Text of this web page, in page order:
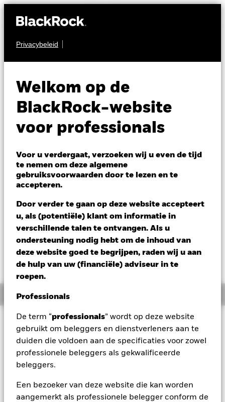
Privacybeleid
Welkom op de
BlackRock-website
voor professionals
Voor u verdergaat, verzoeken wij u even de tijd
te nemen om deze algemene
gebruiksvoorwaarden door te lezen en te
accepteren.
Door verder te gaan op deze website accepteert
u, als (potentiële) klant om informatie in
verschillende talen te ontvangen. Als u
ondersteuning nodig hebt om de inhoud van
deze website goed te begrijpen, raden wij u aan
de hulp van uw (financiële) adviseur in te
roepen.
Professionals
De term “professionals” wordt op deze website
gebruikt om beleggers en dienstverleners aan te
duiden die voldoen aan de specificaties voor zowel
professionele beleggers als gekwalificeerde
beleggers.
Een bezoeker van deze website die kan worden
aangemerkt als professionele belegger conform de
AANDELEN
Healthscience Fund
NAV per 07/aug/2026
USD 12,55
Verandering NAV 1 dag per 07/aug/2026
USD 0,08 (0,64%)
Morningstar Rating
Overzicht
Beleggingsdoel
kan worden beïnvloed door dagelijkse schommelingen op de
aandelenmarkten. Tot de andere factoren die van invloed
zijn, behoren politiek en economisch nieuws,
bedrijven. Het Fonds streeft ernaar ondernemingen uit te
sluiten die zich bezighouden met bepaalde activiteiten die